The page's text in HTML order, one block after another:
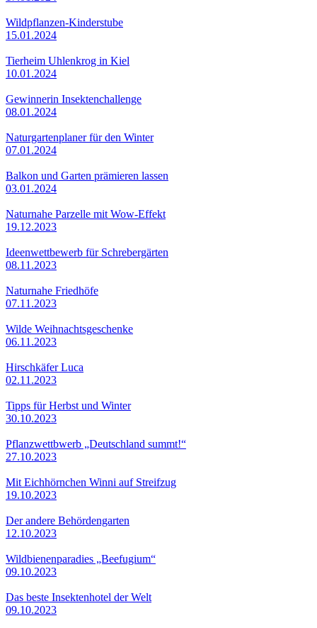
Wildpflanzen-Kinderstube
15.01.2024
Tierheim Uhlenkrog in Kiel
10.01.2024
Gewinnerin Insektenchallenge
08.01.2024
Naturgartenplaner für den Winter
07.01.2024
Balkon und Garten prämieren lassen
03.01.2024
Naturnahe Parzelle mit Wow-Effekt
19.12.2023
Ideenwettbewerb für Schrebergärten
08.11.2023
Naturnahe Friedhöfe
07.11.2023
Wilde Weihnachtsgeschenke
06.11.2023
Hirschkäfer Luca
02.11.2023
Tipps für Herbst und Winter
30.10.2023
Pflanzwettbwerb „Deutschland summt!“
27.10.2023
Mit Eichhörnchen Winni auf Streifzug
19.10.2023
Der andere Behördengarten
12.10.2023
Wildbienenparadies „Beefugium“
09.10.2023
Das beste Insektenhotel der Welt
09.10.2023